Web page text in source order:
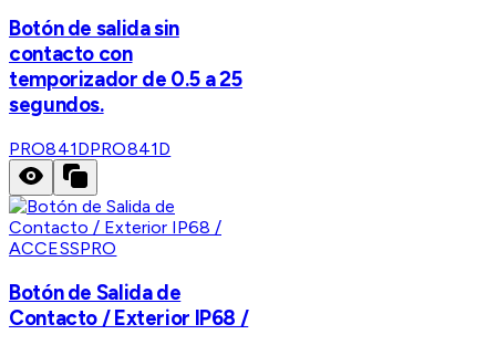
Botón de salida sin
contacto con
temporizador de 0.5 a 25
segundos.
PRO841DPRO841D
ACCESSPRO
Botón de Salida de
Contacto / Exterior IP68 /